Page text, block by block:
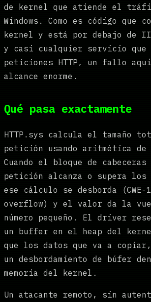
de kernel que atiende el
Windows. Como es código que
kernel y está por debajo de
y casi cualquier servicio que
peticiones HTTP, un fallo
alcance enorme.
Qué pasa exactamente
HTTP.sys calcula el tamaño
petición usando aritmética
Cuando el bloque de cabeceras
petición alcanza o supera los
ese cálculo se desborda
overflow) y el valor da la
número pequeño. El driver
un buffer en el heap del kernel
que los datos que va a
un desbordamiento de búfer
memoria del kernel.
Un atacante remoto, sin